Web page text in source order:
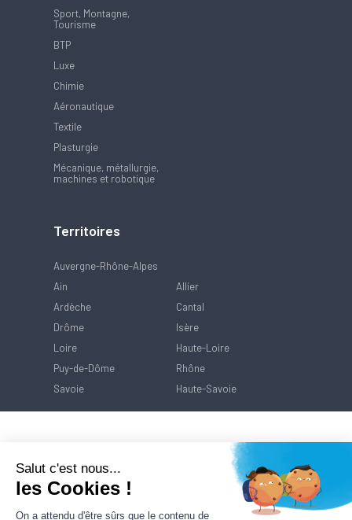
Sport, Montagne,
Tourisme
BTP
Luxe
Chimie
Aéronautique
Textile
Plasturgie
Mécanique, métallurgie,
machines et robotique
Territoires
Auvergne-Rhône-Alpes
Ain
Allier
Ardèche
Cantal
Drôme
Isère
Loire
Haute-Loire
Puy-de-Dôme
Rhône
Savoie
Haute-Savoie
Salut c'est nous...
les Cookies !
On a attendu d'être sûrs que le contenu de